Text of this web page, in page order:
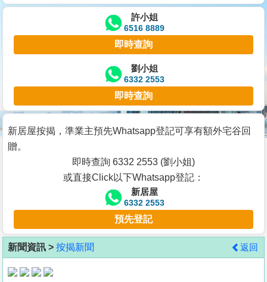
交
業
主
宅
谷
按
客
地
產
許小姐
6516 8889
即時查詢
劉小姐
6332 2553
即時查詢
新居屋按揭，準業主預先Whatsapp登記可享有額外宅谷回
贈。
即時查詢 6332 2553 (劉小姐)
或直接Click以下Whatsapp登記：
新居屋
6332 2553
預先登記
新聞資訊 > 按揭新聞 返回